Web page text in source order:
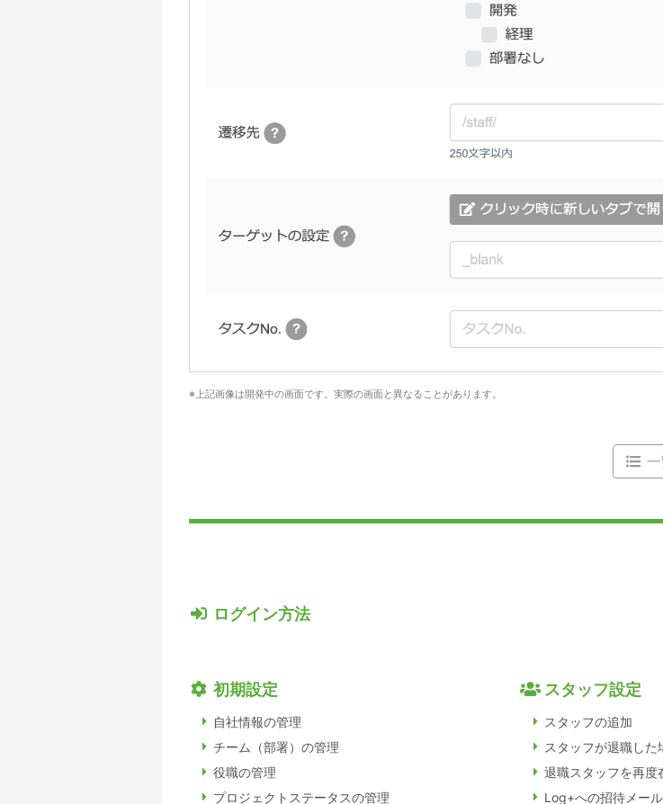
上記画像は開発中の画面です。実際の画面と異なることがあります。
ログイン方法
初期設定
自社情報の管理
チーム（部署）の管理
役職の管理
プロジェクトステータスの管理
スタッフ設定
スタッフの追加
スタッフが退職した
退職スタッフを再度
Log+への招待メー